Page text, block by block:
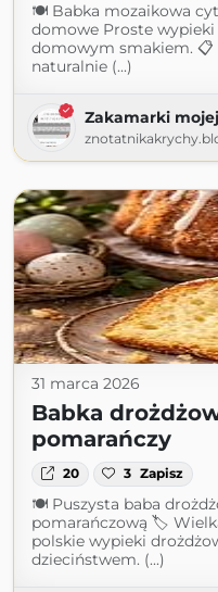
🍽 Babka mozaikowa
domowe Proste wypieki
domowym smakiem.
naturalnie (...)
Zakamarki
31 marca 2026
Babka
pomarańczy
20 3 Zapisz
🍽 Puszysta baba
pomarańczową 🏷
polskie wypieki
dzieciństwem. (...)